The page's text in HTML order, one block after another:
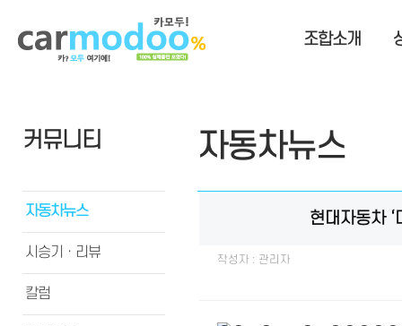
조합소개
커뮤니티
자동차뉴스
시승기ㆍ리뷰
칼럼
자동차뉴스
현대자동차
작성자 : 관리자